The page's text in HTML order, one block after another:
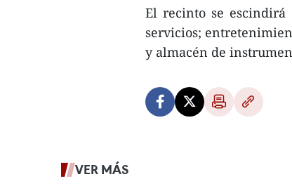
El recinto se escindirá
servicios;
y almacén de
VER MÁS